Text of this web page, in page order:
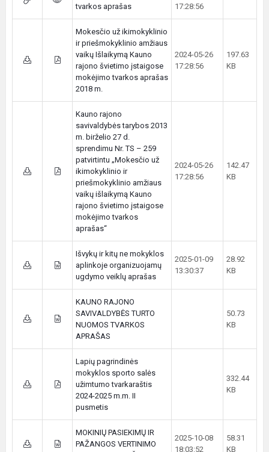
tvarkos aprašas
17:28:56
Mokesčio už ikimokyklinio
ir priešmokyklinio amžiaus
vaikų Išlaikymą Kauno
rajono švietimo įstaigose
mokėjimo tvarkos aprašas
2018 m.
2024-05-26
17:28:56
197.63
KB
Kauno rajono
savivaldybės tarybos 2013
m. birželio 27 d.
sprendimu Nr. TS – 259
patvirtintu „Mokesčio už
ikimokyklinio ir
priešmokyklinio amžiaus
vaikų išlaikymą Kauno
rajono švietimo įstaigose
mokėjimo tvarkos
aprašas“
2024-05-26
17:28:56
142.47
KB
Išvykų ir kitų ne mokyklos
aplinkoje organizuojamų
ugdymo veiklų aprašas
2025-01-09
13:30:37
28.92
KB
KAUNO RAJONO
SAVIVALDYBĖS TURTO
NUOMOS TVARKOS
APRAŠAS
50.73
KB
Lapių pagrindinės
mokyklos sporto salės
užimtumo tvarkaraštis
2024-2025 m.m. II
pusmetis
332.44
KB
MOKINIŲ PASIEKIMŲ IR
PAŽANGOS VERTINIMO
2025-10-08
18:03:52
58.31
KB